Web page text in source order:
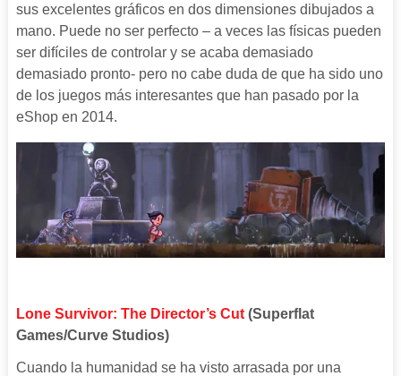
sus excelentes gráficos en dos dimensiones dibujados a
mano. Puede no ser perfecto – a veces las físicas pueden
ser difíciles de controlar y se acaba demasiado
demasiado pronto- pero no cabe duda de que ha sido uno
de los juegos más interesantes que han pasado por la
eShop en 2014.
Lone Survivor: The Director’s Cut(Superflat
Games/Curve Studios)
Cuando la humanidad se ha visto arrasada por una